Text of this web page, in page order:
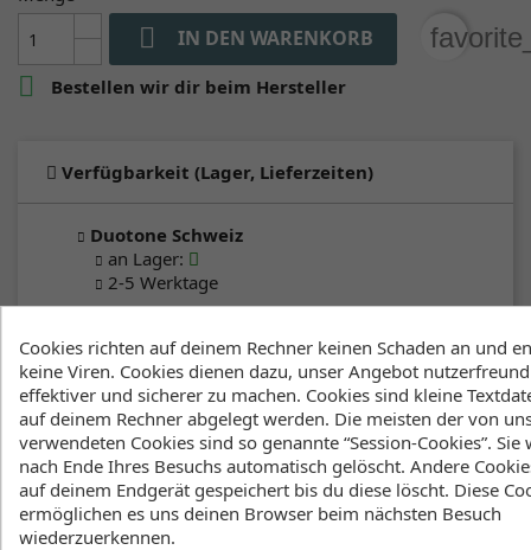
 IN DEN WARENKORB

Bestellen wir dir beim Hersteller
Verfügbarkeit (Lager, Lieferzeiten)
Duotone Schweiz
an Lager:
2-5 Werktage
Klicke hier um die Lagerbestände anzuzeigen
Beschreibung
Artikeldetails
Anhänge
Lagerbestand
Cookies richten auf deinem Rechner keinen Schaden an und
keine Viren. Cookies dienen dazu, unser Angebot
effektiver und sicherer zu machen. Cookies sind kleine
auf deinem Rechner abgelegt werden. Die meisten der von
verwendeten Cookies sind so genannte “Session-Cookies”. Sie
nach Ende Ihres Besuchs automatisch gelöscht. Andere
auf deinem Endgerät gespeichert bis du diese löscht. Diese
ermöglichen es uns deinen Browser beim nächsten Besuch
wiederzuerkennen.